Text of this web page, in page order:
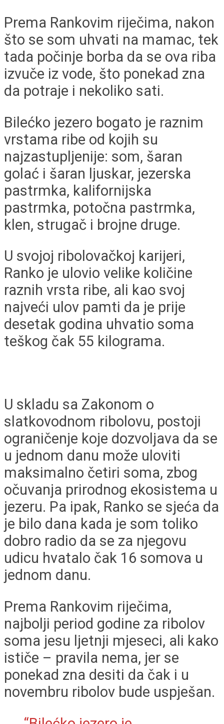
Prema Rankovim riječima, nakon
što se som uhvati na mamac, tek
tada počinje borba da se ova riba
izvuče iz vode, što ponekad zna
da potraje i nekoliko sati.
Bilećko jezero bogato je raznim
vrstama ribe od kojih su
najzastupljenije: som, šaran
golać i šaran ljuskar, jezerska
pastrmka, kalifornijska
pastrmka, potočna pastrmka,
klen, strugač i brojne druge.
U svojoj ribolovačkoj karijeri,
Ranko je ulovio velike količine
raznih vrsta ribe, ali kao svoj
najveći ulov pamti da je prije
desetak godina uhvatio soma
teškog čak 55 kilograma.
U skladu sa Zakonom o
slatkovodnom ribolovu, postoji
ograničenje koje dozvoljava da se
u jednom danu može uloviti
maksimalno četiri soma, zbog
očuvanja prirodnog ekosistema u
jezeru. Pa ipak, Ranko se sjeća da
je bilo dana kada je som toliko
dobro radio da se za njegovu
udicu hvatalo čak 16 somova u
jednom danu.
Prema Rankovim riječima,
najbolji period godine za ribolov
soma jesu ljetnji mjeseci, ali kako
ističe – pravila nema, jer se
ponekad zna desiti da čak i u
novembru ribolov bude uspješan.